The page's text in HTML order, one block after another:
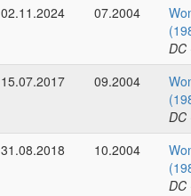
02.11.2024
07.2004
DC
15.07.2017
09.2004
DC
31.08.2018
10.2004
DC